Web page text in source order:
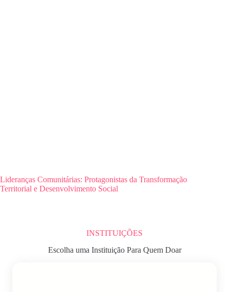
Lideranças Comunitárias: Protagonistas da Transformação
Territorial e Desenvolvimento Social
INSTITUIÇÕES
Escolha uma Instituição Para Quem Doar